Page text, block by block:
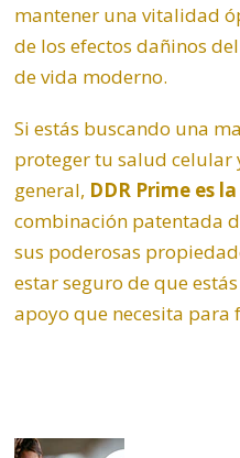
mantener una vitalidad
de los efectos dañinos
de vida moderno.
Si estás buscando una
proteger tu salud
general, DDR Prime es
combinación patentada
sus poderosas
estar seguro de que
apoyo que necesita